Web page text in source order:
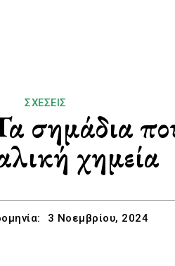
ΣΧΈΣΕΙΣ
σημάδια
χημεία
3 Νοεμβρίου, 2024